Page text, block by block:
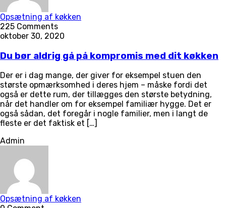
Opsætning af køkken
225 Comments
oktober 30, 2020
Du bør aldrig gå på kompromis med dit køkken
Der er i dag mange, der giver for eksempel stuen den
største opmærksomhed i deres hjem – måske fordi det
også er dette rum, der tillægges den største betydning,
når det handler om for eksempel familiær hygge. Det er
også sådan, det foregår i nogle familier, men i langt de
fleste er det faktisk et […]
Admin
Opsætning af køkken